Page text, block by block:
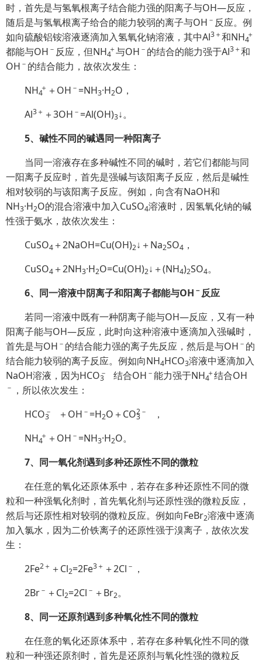
时，首先是与氢氧根离子结合能力强的阳离子与OH—反应，
随后是与氢氧根离子给合的能力较弱的离子与OH － 反应。例
如向硫酸铝铵溶液逐滴加入氢氧化钠溶液，其中Al3＋和NH4
都能与OH － 反应，但NH4 与OH － 的结合的能力强于Al3＋和
OH － 的结合能力，故依次发生：
NH4 ＋OH － =NH3·H2O，
Al3＋ ＋3OH － =Al(OH)3↓。
5、碱性不同的碱遇同一种阳离子
当同一溶液存在多种碱性不同的碱时，若它们都能与同
一阳离子反应时，首先是强碱与该阳离子反应，然后是碱性
相对较弱的与该阳离子反应。例如，向含有NaOH和
NH3·H2O的混合溶液中加入CuSO4溶液时，因氢氧化钠的碱
性强于氨水，故依次发生：
CuSO4 ＋2NaOH=Cu(OH)2↓＋Na2SO4 ，
CuSO4 ＋2NH3·H2O=Cu(OH)2↓＋(NH4)2SO4。
6、同一溶液中阴离子和阳离子都能与OH －反应
若同一溶液中既有一种阴离子能与OH—反应，又有一种
阳离子能与OH—反应，此时向这种溶液中逐滴加入强碱时，
首先是与OH － 的结合能力强的离子先反应，然后是与OH － 的
结合能力较弱的离子反应。例如向NH4HCO3溶液中逐滴加入
NaOH溶液，因为HCO3
－ 结合OH －能力强于NH4 结合OH
－ ，所以依次发生：
HCO3
－ ＋OH － =H2O＋CO3
2－
，
NH4 ＋OH － =NH3·H2O。
7、同一氧化剂遇到多种还原性不同的微粒
在任意的氧化还原体系中，若存在多种还原性不同的微
粒和一种强氧化剂时，首先氧化剂与还原性强的微粒反应，
然后与还原性相对较弱的微粒反应。例如向FeBr2溶液中逐滴
加入氯水，因为二价铁离子的还原性强于溴离子，故依次发
生：
2Fe2＋ ＋Cl2=2Fe3＋ ＋2Cl － ，
2Br－ ＋Cl2=2Cl － ＋Br2。
8、同一还原剂遇到多种氧化性不同的微粒
在任意的氧化还原体系中，若存在多种氧化性不同的微
粒和一种强还原剂时，首先是还原剂与氧化性强的微粒反